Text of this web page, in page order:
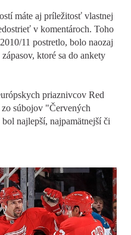
máte aj príležitosť vlastnej
v komentároch. Toho
11 postretlo, bolo naozaj
ktoré sa do ankety
priaznivcov Red
súbojov "Červených
najlepší, najpamätnejší či